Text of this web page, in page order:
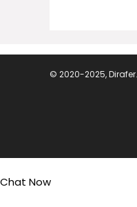
© 2020-2025,
Chat Now